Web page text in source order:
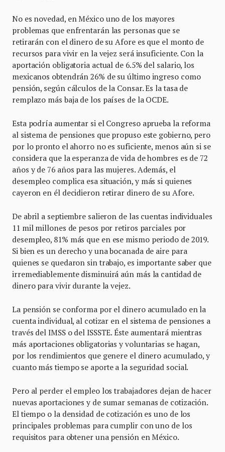
No es novedad, en México uno de los mayores
problemas que enfrentarán las personas que se
retirarán con el dinero de su Afore es que el monto de
recursos para vivir en la vejez será insuficiente. Con la
aportación obligatoria actual de 6.5% del salario, los
mexicanos obtendrán 26% de su último ingreso como
pensión, según cálculos de la Consar. Es la tasa de
remplazo más baja de los países de la OCDE.
Esta podría aumentar si el Congreso aprueba la reforma
al sistema de pensiones que propuso este gobierno, pero
por lo pronto el ahorro no es suficiente, menos aún si se
considera que la esperanza de vida de hombres es de 72
años y de 76 años para las mujeres. Además, el
desempleo complica esa situación, y más si quienes
cayeron en él decidieron retirar dinero de su Afore.
De abril a septiembre salieron de las cuentas individuales
11 mil millones de pesos por retiros parciales por
desempleo, 81% más que en ese mismo periodo de 2019.
Si bien es un derecho y una bocanada de aire para
quienes se quedaron sin trabajo, es importante saber que
irremediablemente disminuirá aún más la cantidad de
dinero para vivir durante la vejez.
La pensión se conforma por el dinero acumulado en la
cuenta individual, al cotizar en el sistema de pensiones a
través del IMSS o del ISSSTE. Éste aumentará mientras
más aportaciones obligatorias y voluntarias se hagan,
por los rendimientos que genere el dinero acumulado, y
cuanto más tiempo se aporte a la seguridad social.
Pero al perder el empleo los trabajadores dejan de hacer
nuevas aportaciones y de sumar semanas de cotización.
El tiempo o la densidad de cotización es uno de los
principales problemas para cumplir con uno de los
requisitos para obtener una pensión en México.